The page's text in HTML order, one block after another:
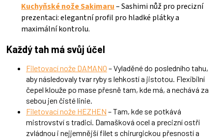
Kuchyňské nože Sakimaru– Sashimi nůž pro precizní
prezentaci: elegantní profil pro hladké plátky a
maximální kontrolu.
Každý tah má svůj účel
Filetovací nože DAMANO – Vyladěné do posledního tahu,
aby následovaly tvar ryby s lehkostí a jistotou. Flexibilní
čepel klouže po mase přesně tam, kde má, a nechává za
sebou jen čisté linie.
Filetovací nože HEZHEN – Tam, kde se potkává
mistrovství s tradicí. Damašková ocel a precizní ostří
zvládnou i nejjemnější filet s chirurgickou přesností a